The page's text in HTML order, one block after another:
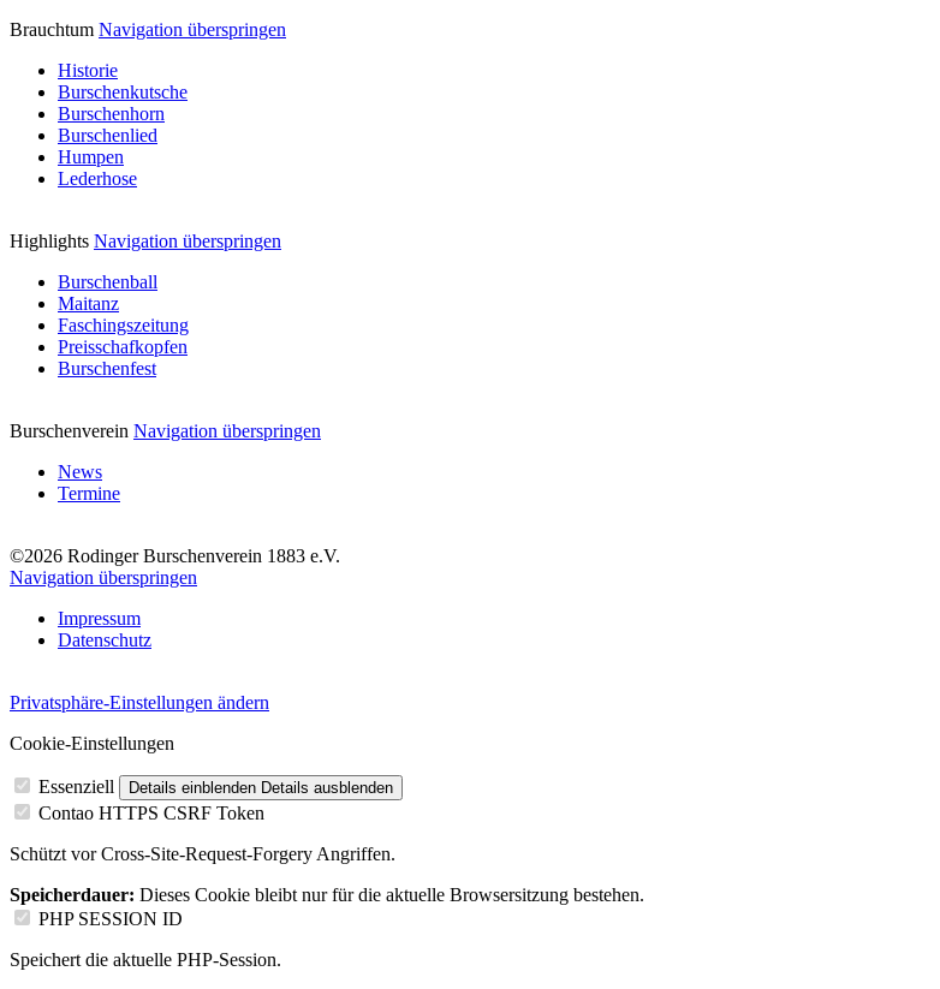
Brauchtum Navigation überspringen
Historie
Burschenkutsche
Burschenhorn
Burschenlied
Humpen
Lederhose
Highlights Navigation überspringen
Burschenball
Maitanz
Faschingszeitung
Preisschafkopfen
Burschenfest
Burschenverein Navigation überspringen
News
Termine
©2026 Rodinger Burschenverein 1883 e.V.
Navigation überspringen
Impressum
Datenschutz
Privatsphäre-Einstellungen ändern
Cookie-Einstellungen
Essenziell Details einblenden Details ausblenden
Contao HTTPS CSRF Token
Schützt vor Cross-Site-Request-Forgery Angriffen.
Speicherdauer: Dieses Cookie bleibt nur für die aktuelle Browsersitzung bestehen.
PHP SESSION ID
Speichert die aktuelle PHP-Session.